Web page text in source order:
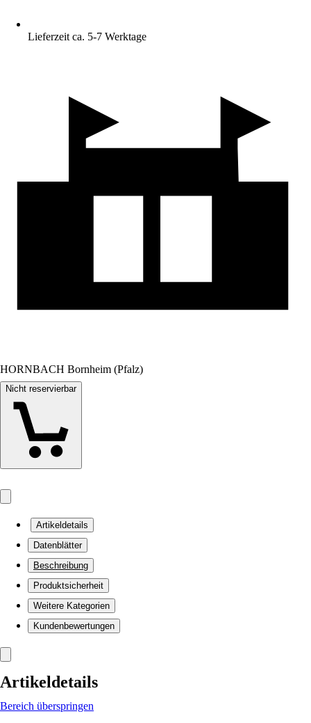
Lieferzeit ca. 5-7 Werktage
HORNBACH Bornheim (Pfalz)
Nicht reservierbar
Artikeldetails
Datenblätter
Beschreibung
Produktsicherheit
Weitere Kategorien
Kundenbewertungen
Artikeldetails
Bereich überspringen